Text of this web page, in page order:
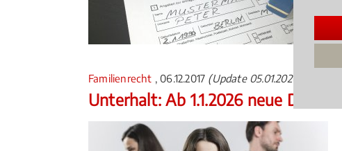
Familienrecht , 06.12.2017 (Update 05.01.2026)
Unterhalt: Ab 1.1.2026 neue